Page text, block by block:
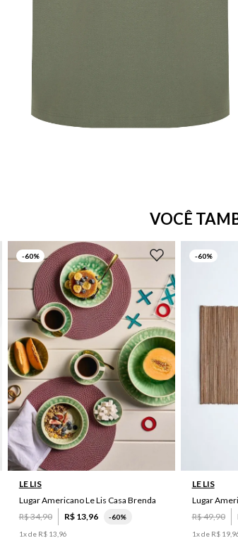
VOCÊ
-60%
UN
LE LIS
Lugar Americano Le Lis Casa Brenda
R$34,90 R$ 13,96 -60%
1x de R$ 13 96
-60%
LE LIS
Lugar
R$49,90
1x de R$ 19,